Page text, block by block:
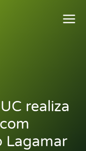
realiza
Lagamar